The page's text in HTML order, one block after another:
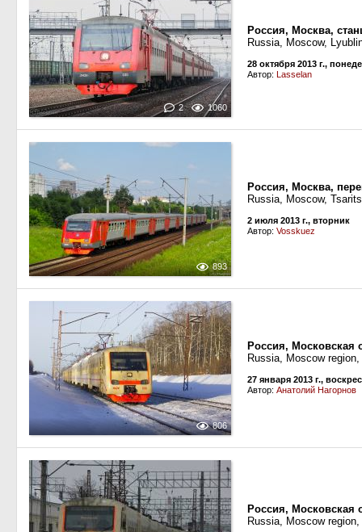
2 1060
Россия, Москва,
Russia, Moscow,
28 октября 2013 г.,
Автор: Lasselan
893
Россия, Москва,
Russia, Moscow,
2 июля 2013 г., вторник
Автор: Vosskuez
806
Россия, Московская
Russia, Moscow
27 января 2013 г.,
Автор: Анатолий Нагорнов
Россия, Московская
Russia, Moscow